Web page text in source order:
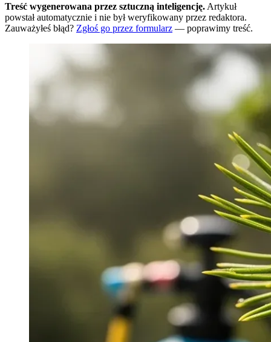
Treść wygenerowana przez sztuczną inteligencję. Artykuł
powstał automatycznie i nie był weryfikowany przez redaktora.
Zauważyłeś błąd? Zgłoś go przez formularz — poprawimy treść.